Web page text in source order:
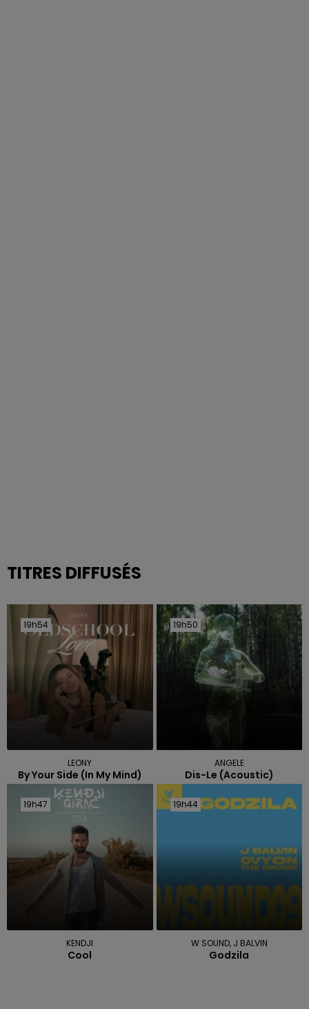
TITRES DIFFUSÉS
19h54
19h54
LEONY
By Your Side (in My Mind)
19h50
19h50
ANGELE
Dis-Le (acoustic)
19h47
19h47
KENDJI
Cool
19h44
19h44
W SOUND, J BALVIN
Godzila